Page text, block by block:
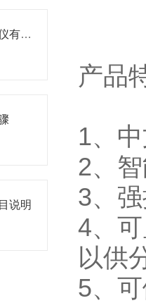
变压器自动变比组别测试仪有哪些特点
说明
产品
1、
2、
3、
4、
以供
5、